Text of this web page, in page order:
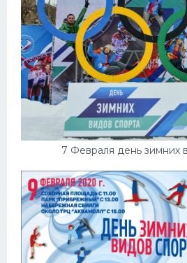
7 Февраля день зимних